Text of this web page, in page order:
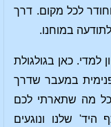
וחודר לכל מקום. דרך
במוחנו.
למדי. כאן בגולגולת
במעבר שדרך
כל מה שתארתי לכם
שלנו ונוגעים